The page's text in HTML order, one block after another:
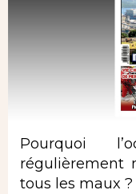
Pourquoi
régulièrement
tous les maux ?